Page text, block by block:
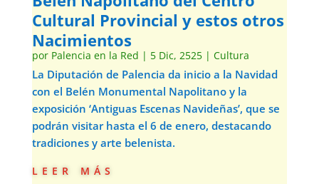
Cultural Provincial y estos otros
Nacimientos
por Palencia en la Red | 5 Dic, 2525| Cultura
La Diputación de Palencia da inicio a la Navidad
con el Belén Monumental Napolitano y la
exposición ‘Antiguas Escenas Navideñas’, que se
podrán visitar hasta el 6 de enero, destacando
tradiciones y arte belenista.
leer más